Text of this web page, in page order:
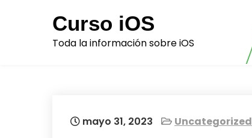
Curso iOS
Toda la información sobre iOS
mayo 31, 2023 Uncategorized